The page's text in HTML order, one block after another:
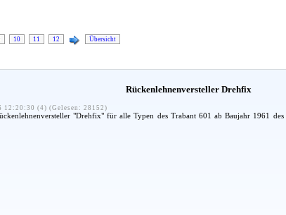
10 11 12 Übersicht
Rückenlehnenversteller Drehfix
12:20:30 (4) (Gelesen: 28152)
"Drehfix" für alle Typen des Trabant 601 ab Baujahr 1961 des